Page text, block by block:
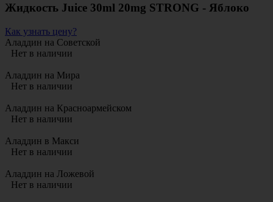
Жидкость Juice 30ml 20mg STRONG - Яблоко
Как узнать цену?
Аладдин на Советской
Нет в наличии
Аладдин на Мира
Нет в наличии
Аладдин на Красноармейском
Нет в наличии
Аладдин в Макси
Нет в наличии
Аладдин на Ложевой
Нет в наличии